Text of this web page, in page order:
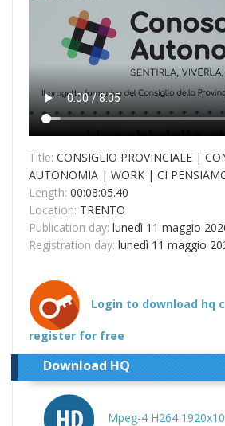
Title: CONSIGLIO PROVINCIALE |
AUTONOMIA | WORK | CI
Length: 00:08:05.40
Location: TRENTO
Publication day: lunedì 11 maggio
Registration day: lunedì 11 maggio
Login to download hq
register for free
Download HQ
Mpeg-4 H264